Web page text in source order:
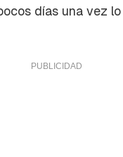
días una vez